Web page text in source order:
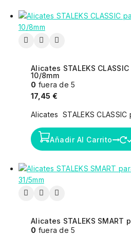
Alicates STALEKS
10/8mm
0 fuera de 5
17,45 €
Alicates STALEKS
Añadir Al Carrito
Alicates STALEKS SMART
0 fuera de 5